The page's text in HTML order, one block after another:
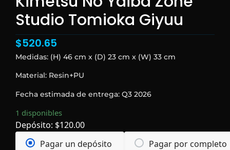
Studio Tomioka Giyuu
$520.65
Medidas: (H) 46 cm x (D) 23 cm x (W) 33 cm
Material: Resin+PU
Fecha estimada de entrega: Q3 2026
1 disponibles
Depósito: $120.00
Pagar por completo
Pagar un depósito